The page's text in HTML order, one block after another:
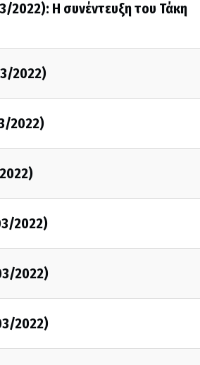
2022): Η συνέντευξη του Τάκη
2022)
2022)
2022)
2022)
2022)